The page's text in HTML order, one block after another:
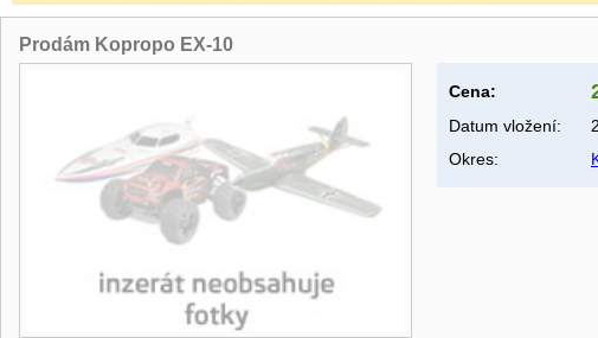
Prodám Kopropo EX-10
Cena:
Datum vložení:
Okres: